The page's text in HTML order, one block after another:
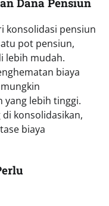
konsolidasi pensiun
pot pensiun,
lebih mudah.
biaya
yang lebih tinggi.
konsolidasikan,
biaya